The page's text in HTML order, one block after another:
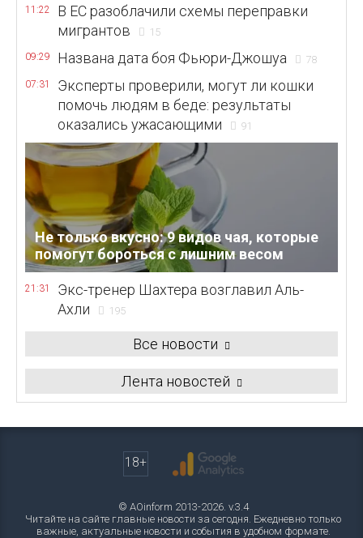
11:22
В ЕС разоблачили схемы переправки
мигрантов
15
09:29 Названа дата боя Фьюри-Джошуа 78
07:31
Эксперты проверили, могут ли кошки
помочь людям в беде: результаты
оказались ужасающими
91
Не только вкусно: 9 видов чая, которые
помогут бороться с лишним весом
21:31
Экс-тренер Шахтера возглавил Аль-
Ахли
195
Все новости
Лента новостей
18+
© AOinform 2013-2026. v.3.4
Читайте на сайте главные новости за сегодня. Ежедневно только
важные, актуальные новости и события в удобном формате.